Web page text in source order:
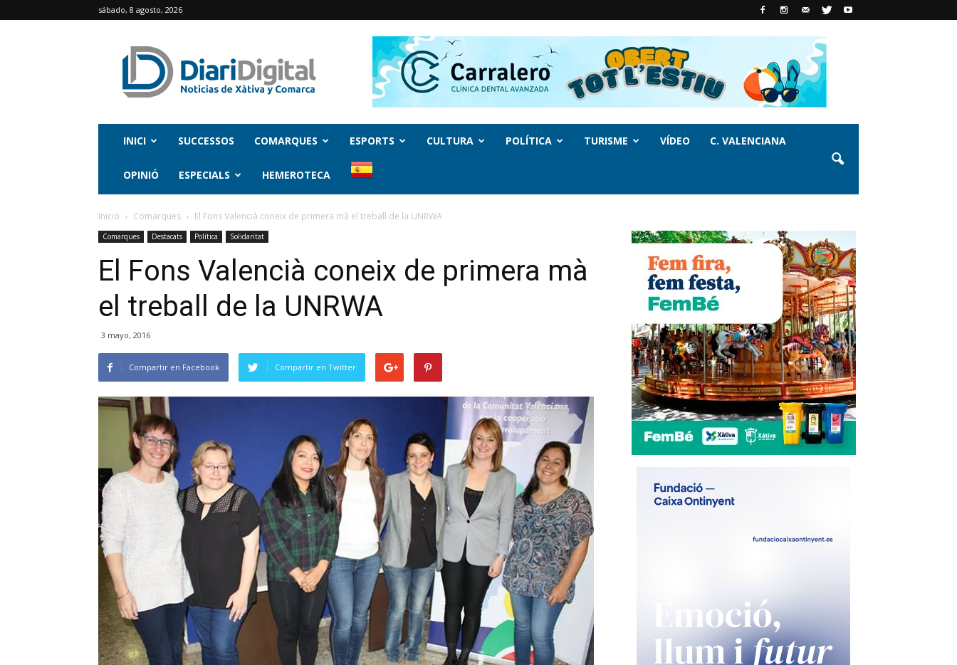
sábado, 8 agosto, 2026
INICI SUCCESSOS COMARQUES ESPORTS CULTURA POLÍTICA TURISME VÍDEO C. VALENCIANA
OPINIÓ ESPECIALS HEMEROTECA
Inicio Comarques El Fons Valencià coneix de primera mà el treball de la UNRWA
Comarques Destacats Política Solidaritat
El Fons Valencià coneix de primera mà
el treball de la UNRWA
3 mayo, 2016
Compartir en Facebook Compartir en Twitter